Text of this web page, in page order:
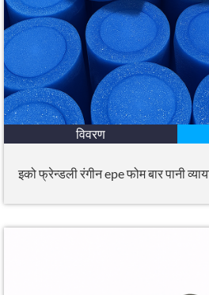
विवरण
इको फ्रेन्डली रंगीन epe फोम बार पानी